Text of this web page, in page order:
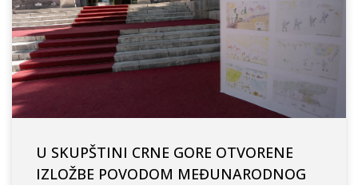
U SKUPŠTINI CRNE GORE OTVORENE
IZLOŽBE POVODOM MEĐUNARODNOG